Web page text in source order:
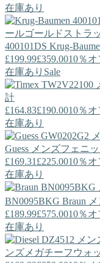
在庫あり
400101DS Krug-
£199.99£359.0010％オ
在庫あり Sale
計
£164.83£190.0010％オ
在庫あり
Guess メンズフェニ
£169.31 £225.0010％オ
在庫あり
BN0095BKG Braun
£189.99£575.0010％オ
在庫あり
ンズメガチーフウォ